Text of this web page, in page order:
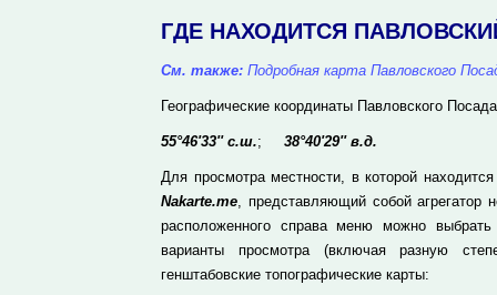
ГДЕ НАХОДИТСЯ
См. также: Подробная карта Павловского
Географические координаты Павловского
55°46'33'' с.ш.; 38°40'29'' в.д.
Для просмотра местности, в которой
Nakarte.me, представляющий собой агрегатор
расположенного справа меню можно
варианты просмотра (включая разную
генштабовские топографические карты: